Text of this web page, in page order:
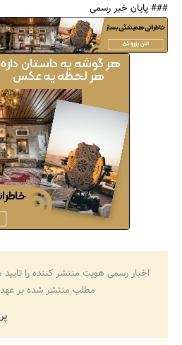
### پایان خبر رسمی
اخبار رسمی هویت منتشر کننده را
مطلب منتشر شده بر